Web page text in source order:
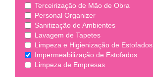
Terceirização de Mão de Obra
Personal Organizer
Sanitização de Ambientes
Lavagem de Tapetes
Limpeza e Higienização de Estofados
Impermeabilização de Estofados
Limpeza de Empresas